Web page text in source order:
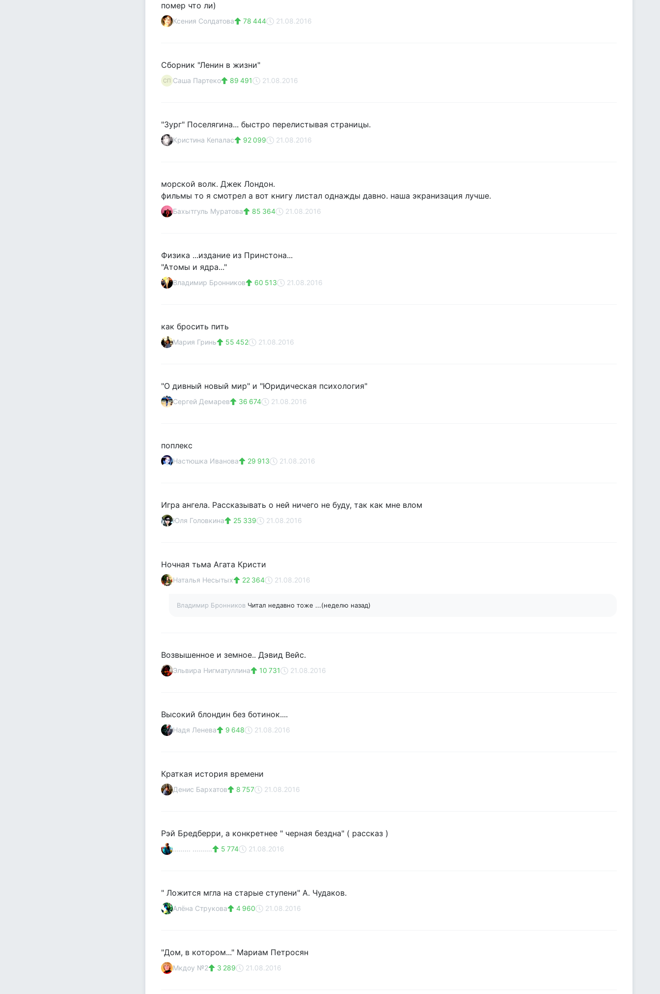
помер что ли)
Ксения Солдатова 78 444 21.08.2016
Сборник "Ленин в жизни"
СП Саша Партеко 89 491 21.08.2016
"Зург" Поселягина... быстро перелистывая страницы.
Кристина Кепалас 92 099 21.08.2016
морской волк. Джек Лондон.
фильмы то я смотрел а вот книгу листал однажды давно. наша экранизация лучше.
Бахытгуль Муратова 85 364 21.08.2016
Физика ...издание из Принстона...
"Атомы и ядра..."
Владимир Бронников 60 513 21.08.2016
как бросить пить
Мария Гринь 55 452 21.08.2016
"О дивный новый мир" и "Юридическая психология"
Сергей Демарев 36 674 21.08.2016
поплекс
Настюшка Иванова 29 913 21.08.2016
Игра ангела. Рассказывать о ней ничего не буду, так как мне влом
Юля Головкина 25 339 21.08.2016
Ночная тьма Агата Кристи
Наталья Несытых 22 364 21.08.2016
Владимир Бронников Читал недавно тоже ...(неделю назад)
Возвышенное и земное.. Дэвид Вейс.
Эльвира Нигматуллина 10 731 21.08.2016
Высокий блондин без ботинок....
Надя Ленева 9 648 21.08.2016
Краткая история времени
Денис Бархатов 8 757 21.08.2016
Рэй Бредберри, а конкретнее " черная бездна" ( рассказ )
......... .......... 5 774 21.08.2016
" Ложится мгла на старые ступени" А. Чудаков.
Алёна Струкова 4 960 21.08.2016
"Дом, в котором..." Мариам Петросян
Мкдоу №2 3 289 21.08.2016